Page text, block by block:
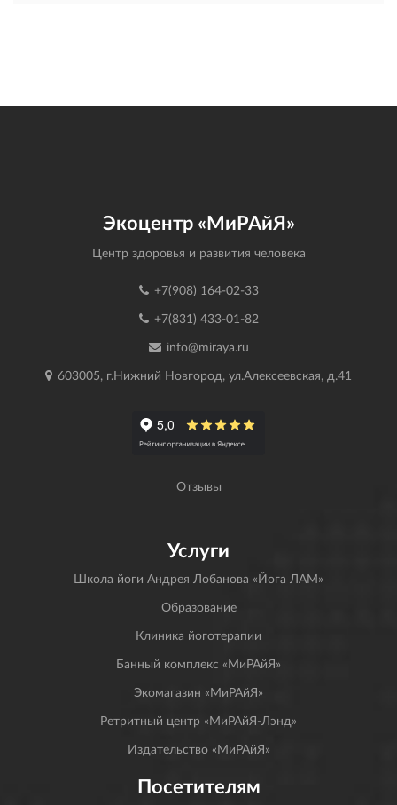
Экоцентр «МиРАйЯ»
Центр здоровья и развития человека
+7(908) 164-02-33
+7(831) 433-01-82
info@miraya.ru
603005, г.Нижний Новгород, ул.Алексеевская, д.41
Отзывы
Услуги
Школа йоги Андрея Лобанова «Йога ЛАМ»
Образование
Клиника йоготерапии
Банный комплекс «МиРАйЯ»
Экомагазин «МиРАйЯ»
Ретритный центр «МиРАйЯ-Лэнд»
Издательство «МиРАйЯ»
Посетителям